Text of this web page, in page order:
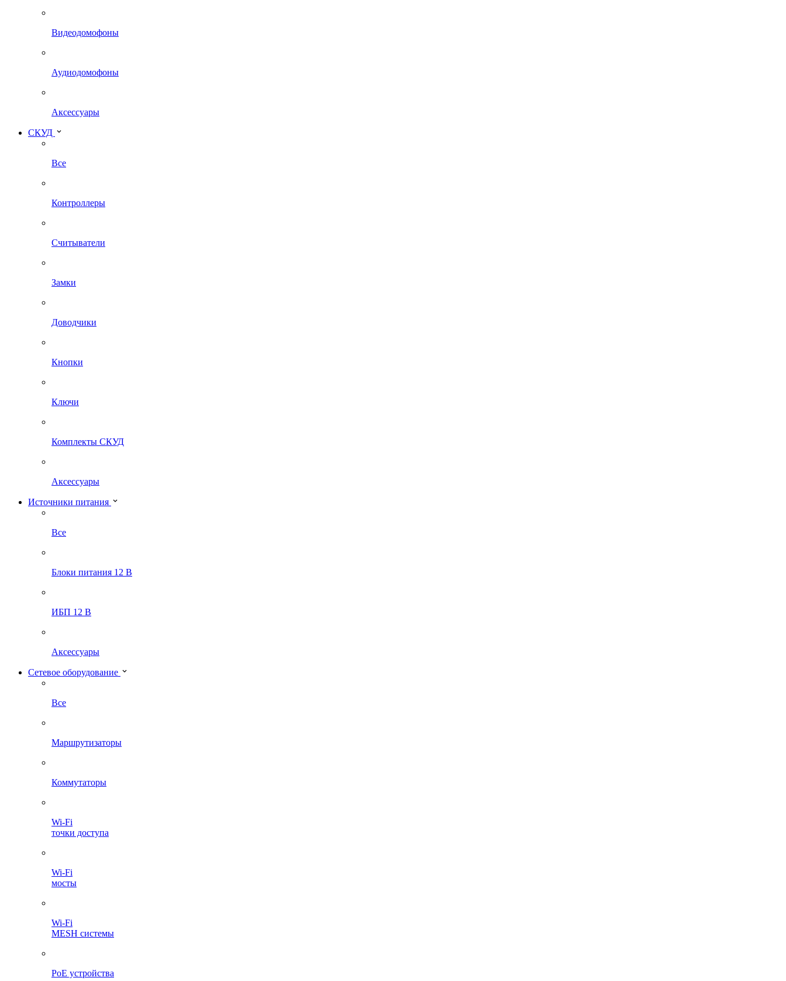
Видеодомофоны
Аудиодомофоны
Аксессуары
СКУД
Все
Контроллеры
Считыватели
Замки
Доводчики
Кнопки
Ключи
Комплекты СКУД
Аксессуары
Источники питания
Все
Блоки питания 12 В
ИБП 12 В
Аксессуары
Сетевое оборудование
Все
Маршрутизаторы
Коммутаторы
Wi-Fi
точки доступа
Wi-Fi
мосты
Wi-Fi
MESH системы
PoE устройства